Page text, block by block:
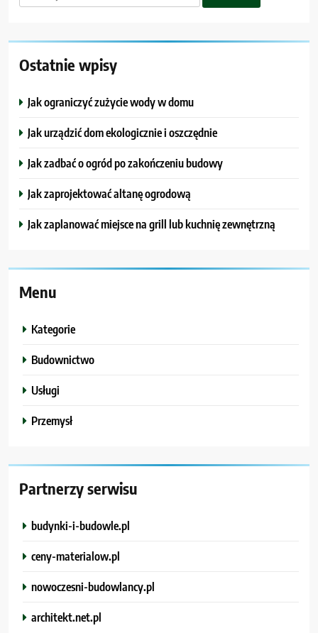
Ostatnie wpisy
Jak ograniczyć zużycie wody w domu
Jak urządzić dom ekologicznie i oszczędnie
Jak zadbać o ogród po zakończeniu budowy
Jak zaprojektować altanę ogrodową
Jak zaplanować miejsce na grill lub kuchnię zewnętrzną
Menu
Kategorie
Budownictwo
Usługi
Przemysł
Partnerzy serwisu
budynki-i-budowle.pl
ceny-materialow.pl
nowoczesni-budowlancy.pl
architekt.net.pl